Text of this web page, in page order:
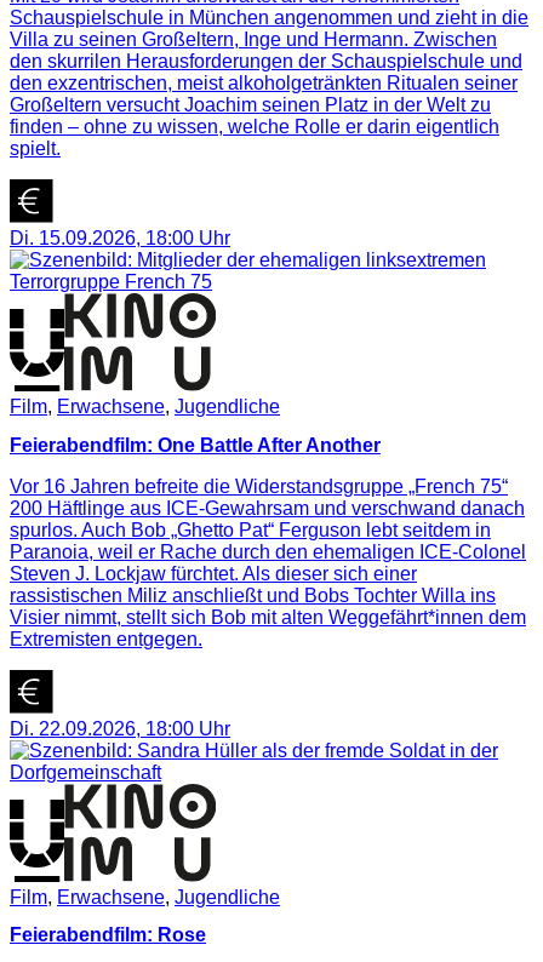
Schauspielschule in München angenommen und zieht in die
Villa zu seinen Großeltern, Inge und Hermann. Zwischen
den skurrilen Herausforderungen der Schauspielschule und
den exzentrischen, meist alkoholgetränkten Ritualen seiner
Großeltern versucht Joachim seinen Platz in der Welt zu
finden – ohne zu wissen, welche Rolle er darin eigentlich
spielt.
Di. 15.09.2026, 18:00 Uhr
Film, Erwachsene, Jugendliche
Feierabendfilm: One Battle After Another
Vor 16 Jahren befreite die Widerstandsgruppe „French 75“
200 Häftlinge aus ICE-Gewahrsam und verschwand danach
spurlos. Auch Bob „Ghetto Pat“ Ferguson lebt seitdem in
Paranoia, weil er Rache durch den ehemaligen ICE-Colonel
Steven J. Lockjaw fürchtet. Als dieser sich einer
rassistischen Miliz anschließt und Bobs Tochter Willa ins
Visier nimmt, stellt sich Bob mit alten Weggefährt*innen dem
Extremisten entgegen.
Di. 22.09.2026, 18:00 Uhr
Film, Erwachsene, Jugendliche
Feierabendfilm: Rose